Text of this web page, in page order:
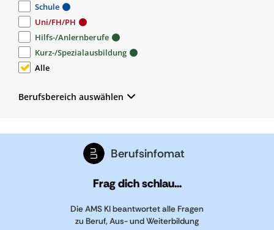
Schule
Uni/FH/PH
Hilfs-/Anlernberufe
Kurz-/Spezialausbildung
Alle
Berufsbereich auswählen
Berufsinfomat
Frag dich schlau...
Die AMS KI beantwortet alle Fragen
zu Beruf, Aus- und Weiterbildung